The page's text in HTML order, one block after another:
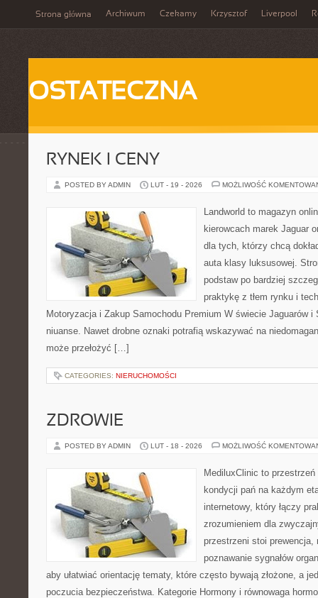
Strona główna Archiwum Czekamy Krzysztof Liverpool
OSTATECZNA
RYNEK I CENY
POSTED BY ADMIN LUT - 19 - 2026 MOŻLIWOŚĆ
Landworld to magazyn
kierowcach marek Jaguar
dla tych, którzy chcą
auta klasy luksusowej.
podstaw po bardziej
praktykę z tłem rynku i
Motoryzacja i Zakup Samochodu Premium W świecie Jaguarów i
niuanse. Nawet drobne oznaki potrafią wskazywać na
może przełożyć […]
CATEGORIES: NIERUCHOMOŚCI
ZDROWIE
POSTED BY ADMIN LUT - 18 - 2026 MOŻLIWOŚĆ
MediluxClinic to
kondycji pań na każdym
internetowy, który łączy
zrozumieniem dla
przestrzeni stoi prewencja,
poznawanie sygnałów
aby ułatwiać orientację tematy, które często bywają złożone, a
poczucia bezpieczeństwa. Kategorie Hormony i równowaga